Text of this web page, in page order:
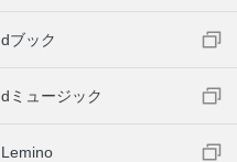
dブック
dミュージック
Lemino